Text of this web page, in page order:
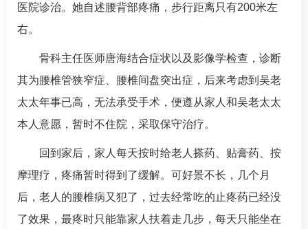
医院诊治。她自述腰背部疼痛，步行距离只有200米左
右。
骨科主任医师唐海结合症状以及影像学检查，诊断
其为腰椎管狭窄症、腰椎间盘突出症，后来考虑到吴老
太太年事已高，无法承受手术，便遵从家人和吴老太太
本人意愿，暂时不住院，采取保守治疗。
回到家后，家人每天按时给老人搽药、贴膏药、按
摩理疗，疼痛暂时得到了缓解。可好景不长，几个月
后，老人的腰椎病又犯了，过去经常吃的止疼药已经没
了效果，最疼时只能靠家人扶着走几步，每天只能坐在